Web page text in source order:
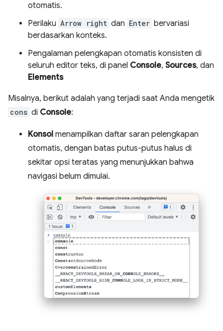
otomatis.
Perilaku Arrow right dan Enter bervariasi
berdasarkan konteks.
Pengalaman pelengkapan otomatis konsisten di
seluruh editor teks, di panel Console, Sources, dan
Elements
Misalnya, berikut adalah yang terjadi saat Anda mengetik
cons di Console:
Konsol menampilkan daftar saran pelengkapan
otomatis, dengan batas putus-putus halus di
sekitar opsi teratas yang menunjukkan bahwa
navigasi belum dimulai.